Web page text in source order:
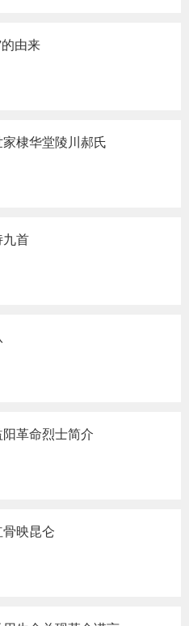
由来
棣华堂陵川郝氏
首
革命烈士简介
映昆仑